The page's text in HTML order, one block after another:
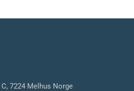
7224 Melhus Norge